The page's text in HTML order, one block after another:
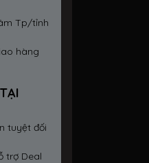
Tp/tỉnh
hàng
tuyệt đối
trợ Deal